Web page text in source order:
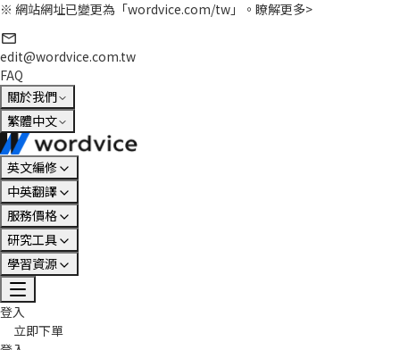
※ 網站網址已變更為「wordvice.com/tw」。 瞭解更多>
edit@wordvice.com.tw
FAQ
關於我們
繁體中文
英文編修
中英翻譯
服務價格
研究工具
學習資源
登入
立即下單